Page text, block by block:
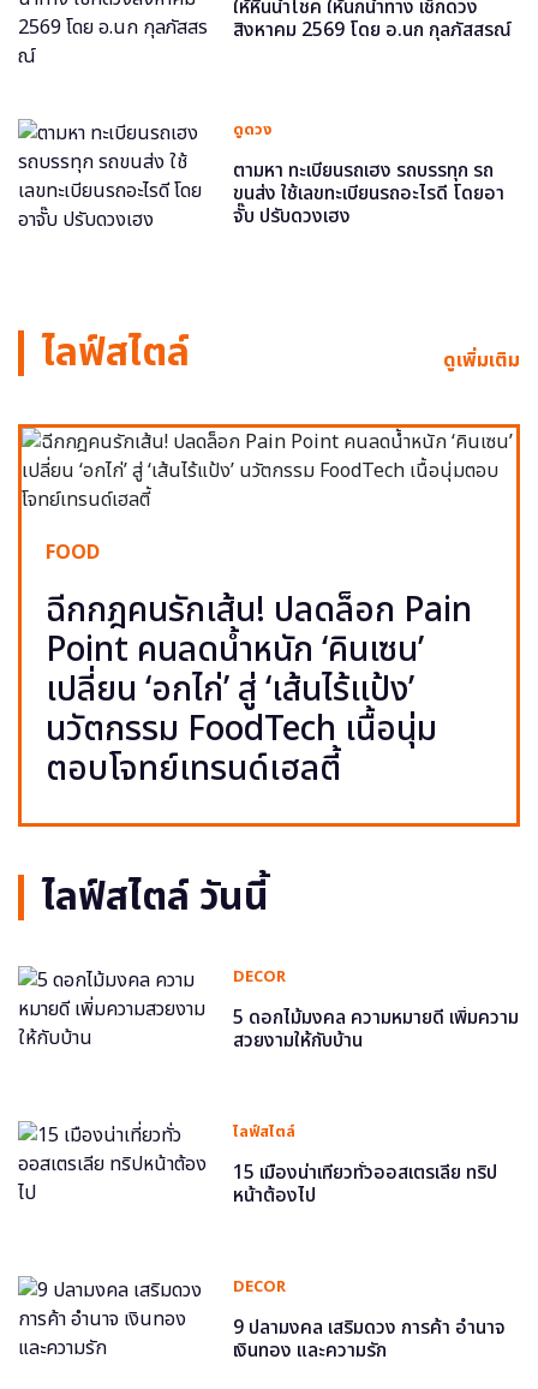
ให้หินนำโชค ให้นกนำทาง เช็กดวง
สิงหาคม 2569 โดย อ.นก กุลภัสสรณ์
ดูดวง
ตามหา ทะเบียนรถเฮง รถบรรทุก รถ
ขนส่ง ใช้เลขทะเบียนรถอะไรดี โดยอา
จั๊บ ปรับดวงเฮง
ไลฟ์สไตล์ ดูเพิ่มเติม
FOOD
ฉีกกฎคนรักเส้น! ปลดล็อก Pain
Point คนลดน้ำหนัก ‘คินเซน’
เปลี่ยน ‘อกไก่’ สู่ ‘เส้นไร้แป้ง’
นวัตกรรม FoodTech เนื้อนุ่ม
ตอบโจทย์เทรนด์เฮลตี้
ไลฟ์สไตล์ วันนี้
DECOR
5 ดอกไม้มงคล ความหมายดี เพิ่มความ
สวยงามให้กับบ้าน
ไลฟ์สไตล์
15 เมืองน่าเที่ยวทั่วออสเตรเลีย ทริป
หน้าต้องไป
DECOR
9 ปลามงคล เสริมดวง การค้า อำนาจ
เงินทอง และความรัก